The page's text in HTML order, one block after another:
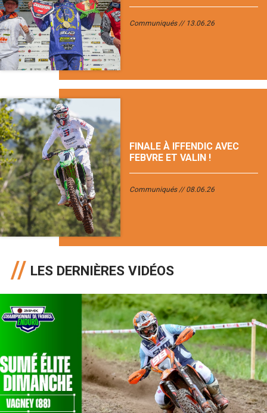
Communiqués 13.06.26
FINALE À IFFENDIC AVEC
FEBVRE ET VALIN !
Communiqués 08.06.26
LES DERNIÈRES VIDÉOS